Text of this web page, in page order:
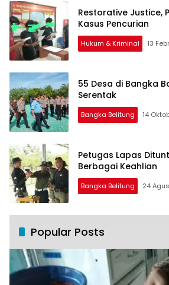
Restorative Justice,
Kasus Pencurian
Hukum & Kriminal 13
55 Desa di Bangka
Serentak
Bangka Belitung 14
Petugas Lapas
Berbagai Keahlian
Bangka Belitung 24
Popular Posts